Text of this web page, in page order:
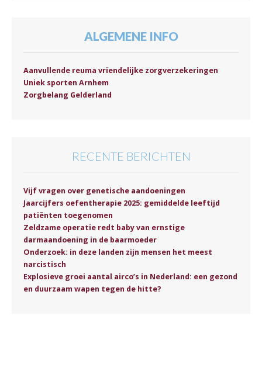
ALGEMENE INFO
Aanvullende reuma vriendelijke zorgverzekeringen
Uniek sporten Arnhem
Zorgbelang Gelderland
RECENTE BERICHTEN
Vijf vragen over genetische aandoeningen
Jaarcijfers oefentherapie 2025: gemiddelde leeftijd
patiënten toegenomen
Zeldzame operatie redt baby van ernstige
darmaandoening in de baarmoeder
Onderzoek: in deze landen zijn mensen het meest
narcistisch
Explosieve groei aantal airco’s in Nederland: een gezond
en duurzaam wapen tegen de hitte?